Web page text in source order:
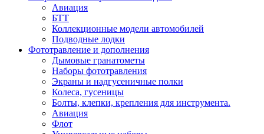
Авиация
БТТ
Коллекционные модели автомобилей
Подводные лодки
Фототравление и дополнения
Дымовые гранатометы
Наборы фототравления
Экраны и надгусеничные полки
Колеса, гусеницы
Болты, клепки, крепления для инструмента.
Авиация
Флот